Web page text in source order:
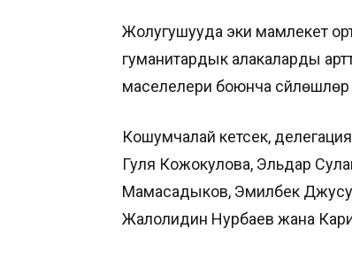
Жолугушууда эки мамлекет
гуманитардык алакаларды
маселелери боюнча сүйлөшүүлөр
Кошумчалай кетсек,
Гуля Кожокулова, Эльдар
Мамасадыков, Эмилбек
Жалолидин Нурбаев жана